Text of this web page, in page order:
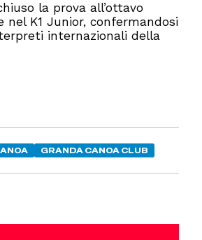
la prova all’ottavo
nel K1 Junior, confermandosi
internazionali della
GRANDA CANOA CLUB